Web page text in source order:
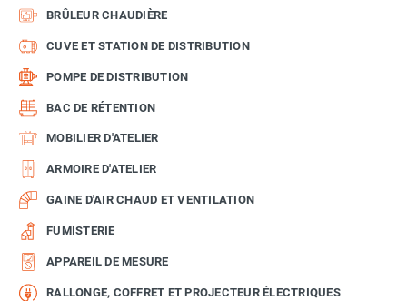
BRÛLEUR CHAUDIÈRE
CUVE ET STATION DE DISTRIBUTION
POMPE DE DISTRIBUTION
BAC DE RÉTENTION
MOBILIER D'ATELIER
ARMOIRE D'ATELIER
GAINE D'AIR CHAUD ET VENTILATION
FUMISTERIE
APPAREIL DE MESURE
RALLONGE, COFFRET ET PROJECTEUR ÉLECTRIQUES